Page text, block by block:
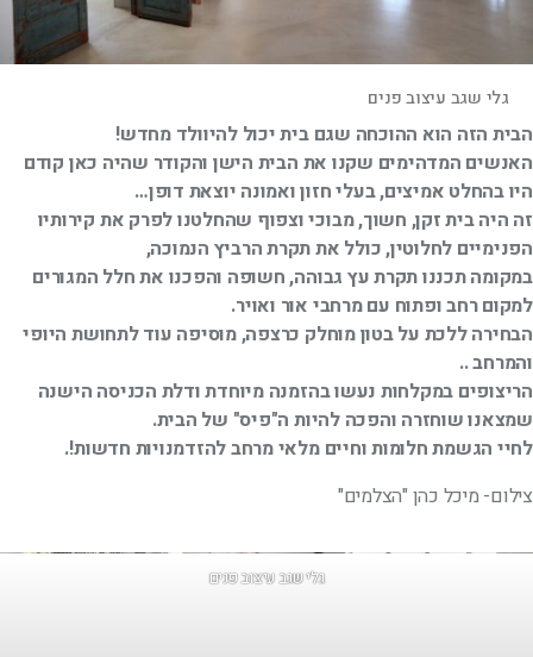
גלי שגב עיצוב פנים
הבית הזה הוא ההוכחה שגם בית יכול להיוולד מחדש!
האנשים המדהימים שקנו את הבית הישן והקודר שהיה כאן קודם
היו בהחלט אמיצים, בעלי חזון ואמונה יוצאת דופן…
זה היה בית זקן, חשוך, מבוכי וצפוף שהחלטנו לפרק את קירותיו
הפנימיים לחלוטין, כולל את תקרת הרביץ הנמוכה,
במקומה תכננו תקרת עץ גבוהה, חשופה והפכנו את חלל המגורים
למקום רחב ופתוח עם מרחבי אור ואויר.
הבחירה ללכת על בטון מוחלק כרצפה, מוסיפה עוד לתחושת היופי
והמרחב ..
הריצופים במקלחות נעשו בהזמנה מיוחדת ודלת הכניסה הישנה
שמצאנו שוחזרה והפכה להיות ה"פיס" של הבית.
לחיי הגשמת חלומות וחיים מלאי מרחב להזדמנויות חדשות!.
צילום- מיכל כהן "הצלמים"
גלי שגב עיצוב פנים